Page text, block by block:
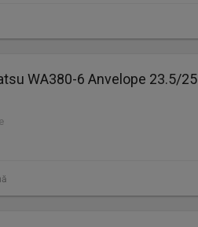
WA380-6 Anvelope 23.5/25